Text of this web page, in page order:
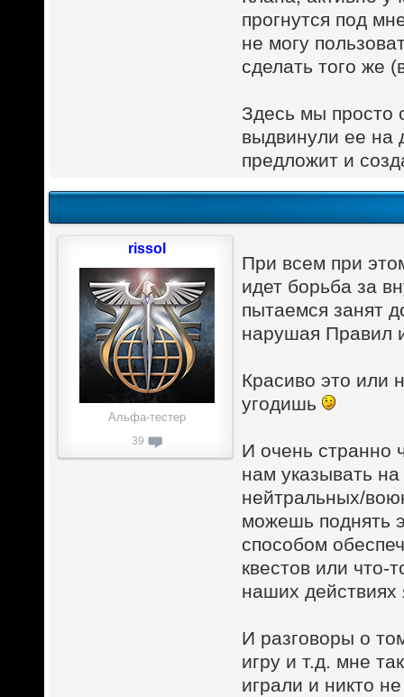
прогнутся под
не могу
сделать того же
Здесь мы просто
выдвинули ее на
предложит и
При всем при
идет борьба за
пытаемся занят
нарушая Правил
Красиво это или
угодишь
И очень странно
нам указывать
нейтральных/
можешь поднять
способом
квестов или что-
наших действиях
И разговоры о
игру и т.д. мне
играли и никто
rissol
Альфа-тестер
39